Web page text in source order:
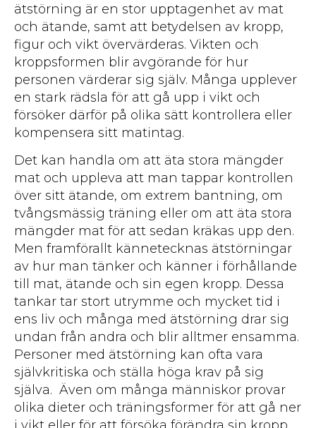
ätstörning är en stor upptagenhet av mat
och ätande, samt att betydelsen av kropp,
figur och vikt övervärderas. Vikten och
kroppsformen blir avgörande för hur
personen värderar sig själv. Många upplever
en stark rädsla för att gå upp i vikt och
försöker därför på olika sätt kontrollera eller
kompensera sitt matintag.
Det kan handla om att äta stora mängder
mat och uppleva att man tappar kontrollen
över sitt ätande, om extrem bantning, om
tvångsmässig träning eller om att äta stora
mängder mat för att sedan kräkas upp den.
Men framförallt kännetecknas ätstörningar
av hur man tänker och känner i förhållande
till mat, ätande och sin egen kropp. Dessa
tankar tar stort utrymme och mycket tid i
ens liv och många med ätstörning drar sig
undan från andra och blir alltmer ensamma.
Personer med ätstörning kan ofta vara
självkritiska och ställa höga krav på sig
själva. Även om många människor provar
olika dieter och träningsformer för att gå ner
i vikt eller för att försöka förändra sin kropp,